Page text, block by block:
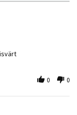
0 0